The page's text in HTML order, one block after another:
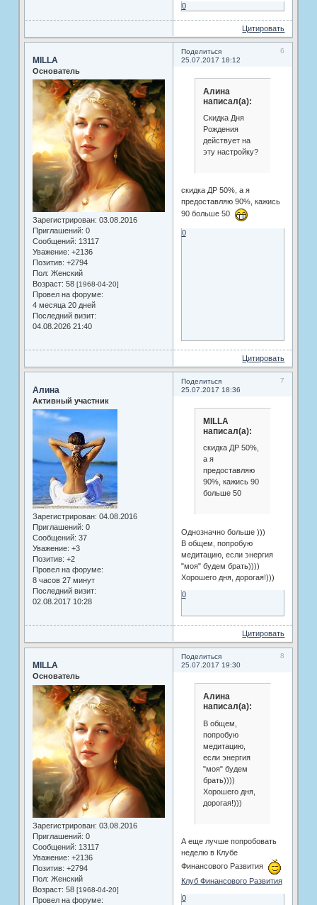
0
Цитировать
Поделиться
6
25.07.2017 18:12
MILLA
Основатель
Зарегистрирован: 03.08.2016
Приглашений: 0
Сообщений: 13117
Уважение: +2136
Позитив: +2794
Пол: Женский
Возраст: 58 [1968-04-20]
Провел на форуме:
4 месяца 20 дней
Последний визит:
04.08.2026 21:40
Алина
написал(а):
Скидка Дня
Рождения
действует на
эту настройку?
скидка ДР 50%, а я
предоставляю 90%, кажись
90 больше 50
0
Цитировать
Поделиться
7
25.07.2017 18:36
Алина
Активный участник
Зарегистрирован: 04.08.2016
Приглашений: 0
Сообщений: 37
Уважение: +3
Позитив: +2
Провел на форуме:
8 часов 27 минут
Последний визит:
02.08.2017 10:28
MILLA
написал(а):
скидка ДР 50%,
а я
предоставляю
90%, кажись 90
больше 50
Однозначно больше )))
В общем, попробую
медитацию, если энергия
"моя" будем брать))))
Хорошего дня, дорогая!)))
0
Цитировать
Поделиться
8
25.07.2017 19:30
MILLA
Основатель
Зарегистрирован: 03.08.2016
Приглашений: 0
Сообщений: 13117
Уважение: +2136
Позитив: +2794
Пол: Женский
Возраст: 58 [1968-04-20]
Провел на форуме:
Алина
написал(а):
В общем,
попробую
медитацию,
если энергия
"моя" будем
брать))))
Хорошего дня,
дорогая!)))
А еще лучше попробовать
неделю в Клубе
Финансового Развития
Клуб Финансового Развития
0